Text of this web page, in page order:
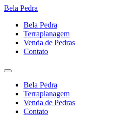
Ir
conteúdo
Bela Pedra
Bela Pedra
Terraplanagem
Venda de Pedras
Contato
Menu
Bela Pedra
Terraplanagem
Venda de Pedras
Contato